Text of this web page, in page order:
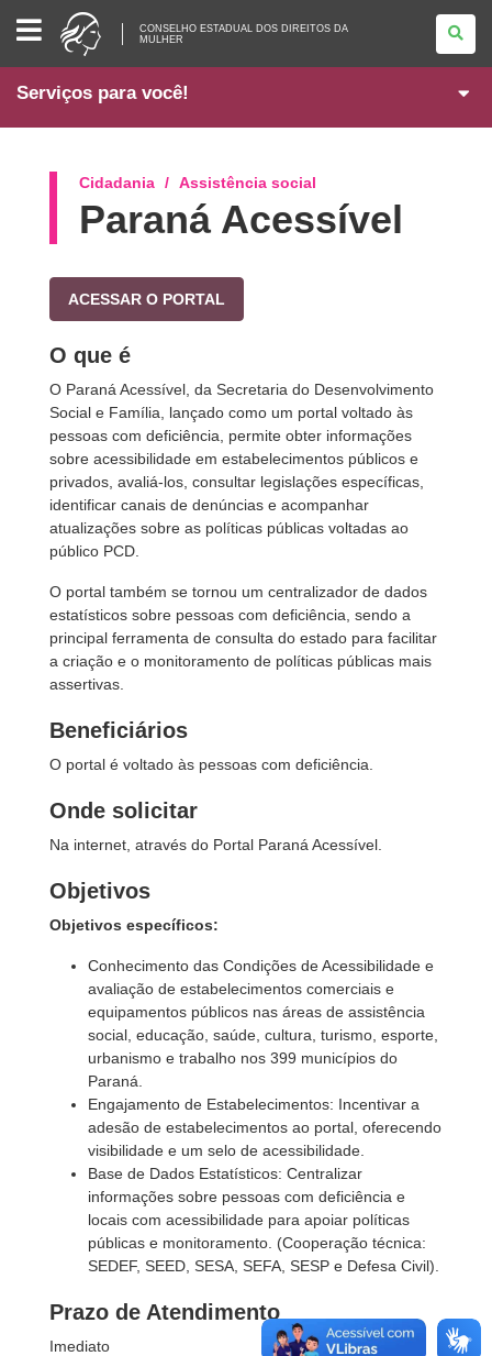
CONSELHO
ESTADUAL
DOS
DIREITOS
MULHER
CONSELHO ESTADUAL DOS DIREITOS DA
MULHER
Serviços para você!
Cidadania Assistência social
Paraná Acessível
ACESSAR O PORTAL
O que é
O Paraná Acessível, da Secretaria do Desenvolvimento
Social e Família, lançado como um portal voltado às
pessoas com deficiência, permite obter informações
sobre acessibilidade em estabelecimentos públicos e
privados, avaliá-los, consultar legislações específicas,
identificar canais de denúncias e acompanhar
atualizações sobre as políticas públicas voltadas ao
público PCD.
O portal também se tornou um centralizador de dados
estatísticos sobre pessoas com deficiência, sendo a
principal ferramenta de consulta do estado para facilitar
a criação e o monitoramento de políticas públicas mais
assertivas.
Beneficiários
O portal é voltado às pessoas com deficiência.
Onde solicitar
Na internet, através do Portal Paraná Acessível.
Objetivos
Objetivos específicos:
Conhecimento das Condições de Acessibilidade e
avaliação de estabelecimentos comerciais e
equipamentos públicos nas áreas de assistência
social, educação, saúde, cultura, turismo, esporte,
urbanismo e trabalho nos 399 municípios do
Paraná.
Engajamento de Estabelecimentos: Incentivar a
adesão de estabelecimentos ao portal, oferecendo
visibilidade e um selo de acessibilidade.
Base de Dados Estatísticos: Centralizar
informações sobre pessoas com deficiência e
locais com acessibilidade para apoiar políticas
públicas e monitoramento. (Cooperação técnica:
SEDEF, SEED, SESA, SEFA, SESP e Defesa Civil).
Prazo de Atendimento
Imediato